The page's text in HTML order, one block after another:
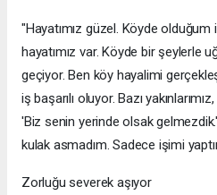
"Hayatımız güzel. Köyde
hayatımız var. Köyde bir şeylerle
geçiyor. Ben köy hayalimi
iş başarılı oluyor. Bazı
'Biz senin yerinde olsak
kulak asmadım. Sadece işimi
Zorluğu severek aşıyor